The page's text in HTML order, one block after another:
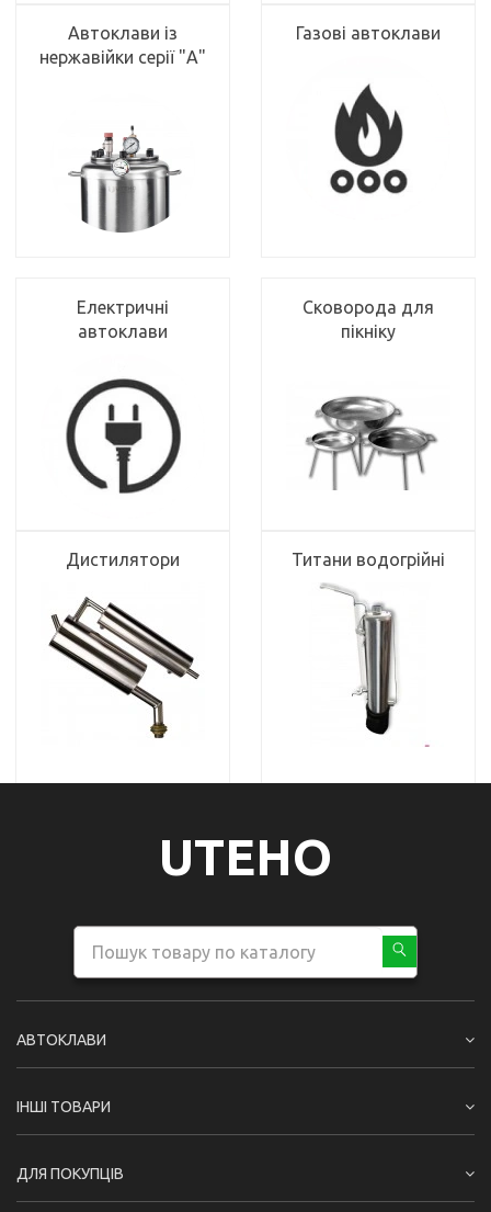
Автоклави із
нержавійки серії "А"
Газові автоклави
Електричні
автоклави
Сковорода для
пікніку
Дистилятори Титани водогрійні
UTEHO
АВТОКЛАВИ
ІНШІ ТОВАРИ
ДЛЯ ПОКУПЦІВ